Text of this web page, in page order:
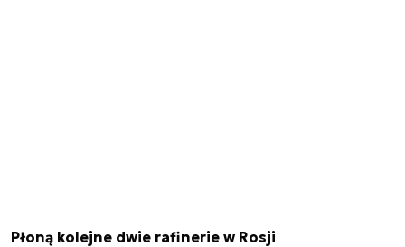
Płoną kolejne dwie rafinerie w Rosji